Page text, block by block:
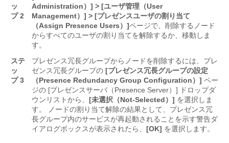
ッ
プ 2
Administration）] > [ユーザ管理（User
Management）] > [プレゼンスユーザの割り当て
（Assign Presence Users）]ページで、削除するノード
からすべてのユーザの割り当てを解除するか、移動しま
す。
ステ
ッ
プ 3
プレゼンス冗長グループからノードを削除するには、プレ
ゼンス冗長グループの [プレゼンス冗長グループの設定
（Presence Redundancy Group Configuration）] ペー
ジの [プレゼンスサーバ（Presence Server）] ドロップダ
ウンリストから、 [未選択（Not-Selected）] を選択しま
す。 ノードの割り当て解除の結果として、プレゼンス冗
長グループ内のサービスが再起動されることを示す警告ダ
イアログボックスが表示されたら、 [OK] を選択します。